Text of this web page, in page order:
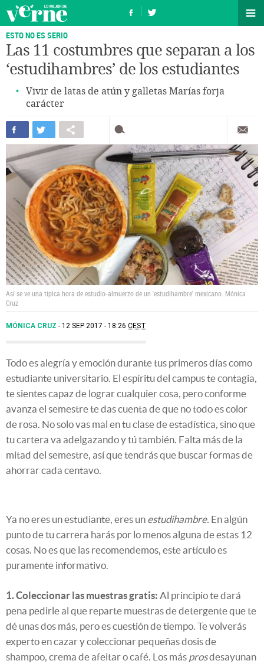
ESTO NO ES SERIO
Las 11 costumbres que separan a los
‘estudihambres’ de los estudiantes
Vivir de latas de atún y galletas Marías forja
carácter
Así se ve una típica hora de estudio-almuerzo de un 'estudihambre' mexicano. Mónica
Cruz
MÓNICA CRUZ 12 SEP 2017 - 18:26 CEST
Todo es alegría y emoción durante tus primeros días como
estudiante universitario. El espíritu del campus te contagia,
te sientes capaz de lograr cualquier cosa, pero conforme
avanza el semestre te das cuenta de que no todo es color
de rosa. No solo vas mal en tu clase de estadística, sino que
tu cartera va adelgazando y tú también. Falta más de la
mitad del semestre, así que tendrás que buscar formas de
ahorrar cada centavo.
Ya no eres un estudiante, eres un estudihambre. En algún
punto de tu carrera harás por lo menos alguna de estas 12
cosas. No es que las recomendemos, este artículo es
puramente informativo.
1. Coleccionar las muestras gratis: Al principio te dará
pena pedirle al que reparte muestras de detergente que te
dé unas dos más, pero es cuestión de tiempo. Te volverás
experto en cazar y coleccionar pequeñas dosis de
shampoo, crema de afeitar o café. Los más prosdesayunan